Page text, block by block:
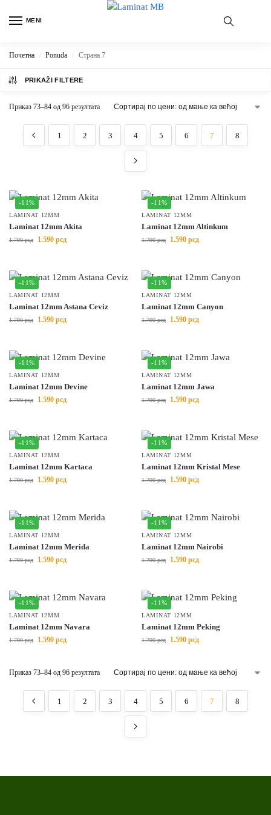
MENI
Почетна / Ponuda / Страна 7
PRIKAŽI FILTERE
Приказ 73–84 од 96 резултата
1 2 3 4 5 6 7 8
-11%
LAMINAT 12MM
Laminat 12mm Akita
1.790рсд 1.590 рсд
-11%
LAMINAT 12MM
Laminat 12mm Altinkum
1.790рсд 1.590 рсд
-11%
LAMINAT 12MM
Laminat 12mm Astana Ceviz
1.790рсд 1.590 рсд
-11%
LAMINAT 12MM
Laminat 12mm Canyon
1.790рсд 1.590 рсд
-11%
LAMINAT 12MM
Laminat 12mm Devine
1.790рсд 1.590 рсд
-11%
LAMINAT 12MM
Laminat 12mm Jawa
1.790рсд 1.590 рсд
-11%
LAMINAT 12MM
Laminat 12mm Kartaca
1.790рсд 1.590 рсд
-11%
LAMINAT 12MM
Laminat 12mm Kristal Mese
1.790рсд 1.590 рсд
-11%
LAMINAT 12MM
Laminat 12mm Merida
1.790рсд 1.590 рсд
-11%
LAMINAT 12MM
Laminat 12mm Nairobi
1.790рсд 1.590 рсд
-11%
LAMINAT 12MM
Laminat 12mm Navara
1.790рсд 1.590 рсд
-11%
LAMINAT 12MM
Laminat 12mm Peking
1.790рсд 1.590 рсд
Приказ 73–84 од 96 резултата
1 2 3 4 5 6 7 8